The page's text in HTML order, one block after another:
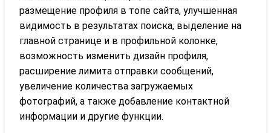
размещение профиля в топе сайта, улучшенная
видимость в результатах поиска, выделение на
главной странице и в профильной колонке,
возможность изменить дизайн профиля,
расширение лимита отправки сообщений,
увеличение количества загружаемых
фотографий, а также добавление контактной
информации и другие функции.